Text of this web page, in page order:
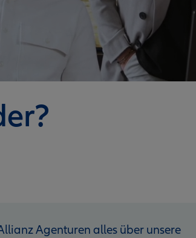
Agenturen alles über unsere